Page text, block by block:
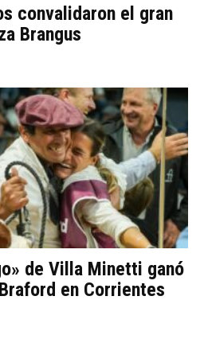
convalidaron el gran
Brangus
de Villa Minetti ganó
en Corrientes